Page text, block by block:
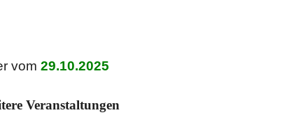
vom 29.10.2025
Veranstaltungen